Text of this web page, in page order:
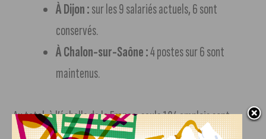
À Dijon :sur les 9 salariés actuels, 6 sont
conservés.
À Chalon-sur-Saône :4 postes sur 6 sont
maintenus.
Au total, à l’échelle de la France, seuls 184 emplois sont